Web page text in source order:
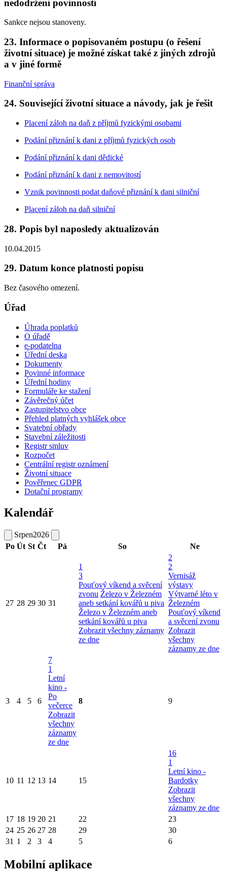
nedodržení povinností
Sankce nejsou stanoveny.
23. Informace o popisovaném postupu (o řešení
životní situace) je možné získat také z jiných zdrojů
a v jiné formě
Finanční správa
24. Související životní situace a návody, jak je řešit
Placení záloh na daň z příjmů fyzickými osobami
Podání přiznání k dani z příjmů fyzických osob
Podání přiznání k dani dědické
Podání přiznání k dani z nemovitostí
Vznik povinnosti podat daňové přiznání k dani silniční
Placení záloh na daň silniční
28. Popis byl naposledy aktualizován
10.04.2015
29. Datum konce platnosti popisu
Bez časového omezení.
Úřad
Úhrada poplatků
O úřadě
e-podatelna
Úřední deska
Dokumenty
Povinné informace
Úřední hodiny
Formuláře ke stažení
Závěrečný účet
Zastupitelstvo obce
Přehled platných vyhlášek obce
Svatební obřady
Stavební záležitosti
Registr smluv
Rozpočet
Centrální registr oznámení
Životní situace
Pověřenec GDPR
Dotační programy
Kalendář
Srpen2026
Po Út St Čt Pá So Ne
27 28 29 30 31
1
3
Pouťový víkend a svěcení
zvonu Železo v Železném
aneb setkání kovářů u piva
Železo v Železném aneb
setkání kovářů u piva
Zobrazit všechny záznamy
ze dne
2
2
Vernisáž
výstavy
Výtvarné léto v
Železném
Pouťový víkend
a svěcení zvonu
Zobrazit
všechny
záznamy ze dne
3 4 5 6
7
1
Letní
kino -
Po
večerce
Zobrazit
všechny
záznamy
ze dne
8 9
10 11 12 13 14 15
16
1
Letní kino -
Bardotky
Zobrazit
všechny
záznamy ze dne
17 18 19 20 21 22
23
24 25 26 27 28 29
30
31 1 2 3 4 5 6
Mobilní aplikace